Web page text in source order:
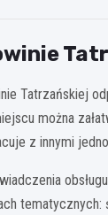
Tatrzańskiej
można
z innymi